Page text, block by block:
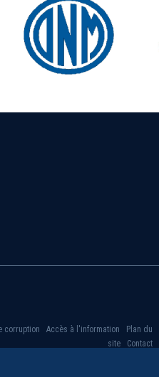
corruption Accès à l'information
Plan du
site
Contact